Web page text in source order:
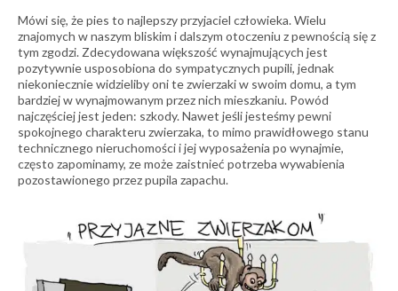
Mówi się, że pies to najlepszy przyjaciel człowieka. Wielu
znajomych w naszym bliskim i dalszym otoczeniu z pewnością się z
tym zgodzi. Zdecydowana większość wynajmujących jest
pozytywnie usposobiona do sympatycznych pupili, jednak
niekoniecznie widzieliby oni te zwierzaki w swoim domu, a tym
bardziej w wynajmowanym przez nich mieszkaniu. Powód
najczęściej jest jeden: szkody. Nawet jeśli jesteśmy pewni
spokojnego charakteru zwierzaka, to mimo prawidłowego stanu
technicznego nieruchomości i jej wyposażenia po wynajmie,
często zapominamy, ze może zaistnieć potrzeba wywabienia
pozostawionego przez pupila zapachu.